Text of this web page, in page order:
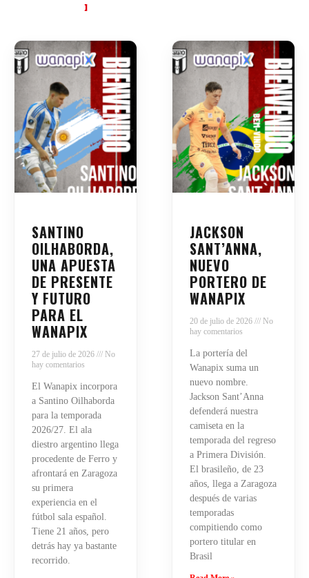
SANTINO
OILHABORDA,
UNA APUESTA
DE PRESENTE
Y FUTURO
PARA EL
WANAPIX
27 de julio de 2026
No
hay comentarios
El Wanapix incorpora
a Santino Oilhaborda
para la temporada
2026/27. El ala
diestro argentino llega
procedente de Ferro y
afrontará en Zaragoza
su primera
experiencia en el
fútbol sala español.
Tiene 21 años, pero
detrás hay ya bastante
recorrido.
JACKSON
SANT’ANNA,
NUEVO
PORTERO DE
WANAPIX
20 de julio de 2026
No
hay comentarios
La portería del
Wanapix suma un
nuevo nombre.
Jackson Sant’Anna
defenderá nuestra
camiseta en la
temporada del regreso
a Primera División.
El brasileño, de 23
años, llega a Zaragoza
después de varias
temporadas
compitiendo como
portero titular en
Brasil